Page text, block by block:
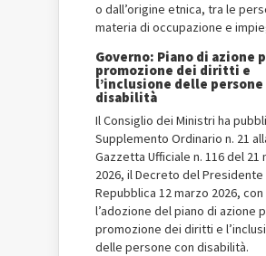
o dall’origine etnica, tra le
materia di occupazione e
Governo: Piano di azione
promozione dei diritti e
l’inclusione delle persone
disabilità
Il Consiglio dei Ministri ha
Supplemento Ordinario n. 21
Gazzetta Ufficiale n. 116 del 21
2026, il Decreto del Presidente
Repubblica 12 marzo 2026, con
l’adozione del piano di azione
promozione dei diritti e
delle persone con disabilità.